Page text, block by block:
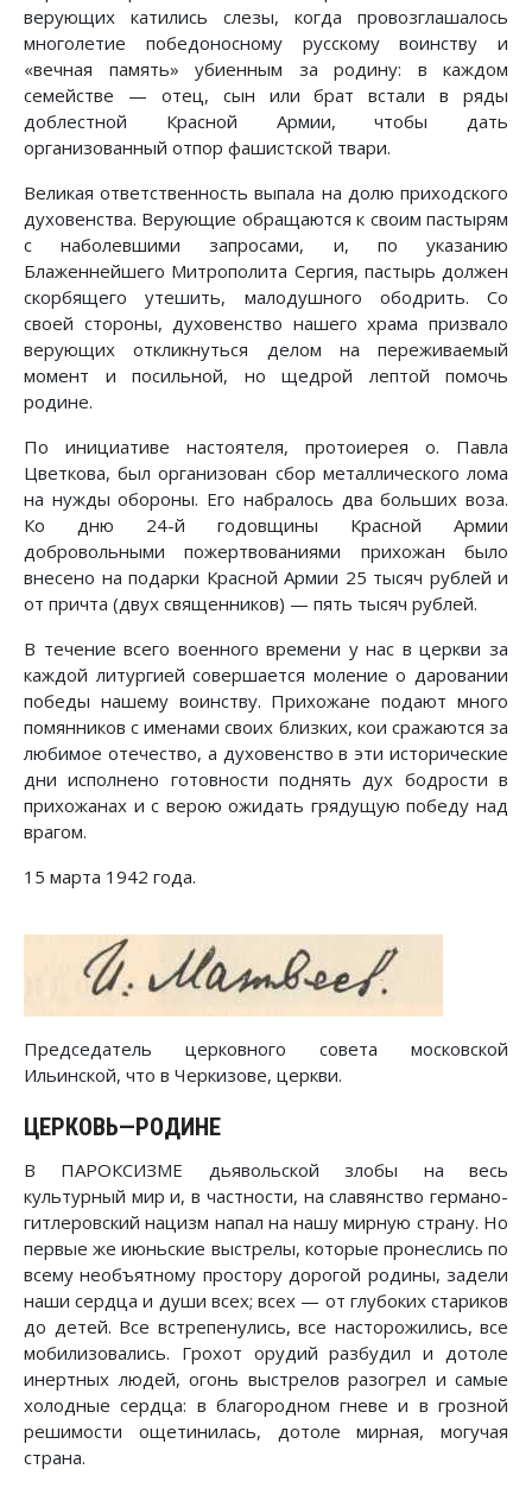
верующих катились слезы, когда провозглашалось
многолетие победоносному русскому воинству и
«вечная память» убиенным за родину: в каждом
семействе — отец, сын или брат встали в ряды
доблестной Красной Армии, чтобы дать
организованный отпор фашистской твари.
Великая ответственность выпала на долю приходского
духовенства. Верующие обращаются к своим пастырям
с наболевшими запросами, и, по указанию
Блаженнейшего Митрополита Сергия, пастырь должен
скорбящего утешить, малодушного ободрить. Со
своей стороны, духовенство нашего храма призвало
верующих откликнуться делом на переживаемый
момент и посильной, но щедрой лептой помочь
родине.
По инициативе настоятеля, протоиерея о. Павла
Цветкова, был организован сбор металлического лома
на нужды обороны. Его набралось два больших воза.
Ко дню 24-й годовщины Красной Армии
добровольными пожертвованиями прихожан было
внесено на подарки Красной Армии 25 тысяч рублей и
от причта (двух священников) — пять тысяч рублей.
В течение всего военного времени у нас в церкви за
каждой литургией совершается моление о даровании
победы нашему воинству. Прихожане подают много
помянников с именами своих близких, кои сражаются за
любимое отечество, а духовенство в эти исторические
дни исполнено готовности поднять дух бодрости в
прихожанах и с верою ожидать грядущую победу над
врагом.
15 марта 1942 года.
Председатель церковного совета московской
Ильинской, что в Черкизове, церкви.
ЦЕРКОВЬ—РОДИНЕ
В ПАРОКСИЗМЕ дьявольской злобы на весь
культурный мир и, в частности, на славянство германо-
гитлеровский нацизм напал на нашу мирную страну. Но
первые же июньские выстрелы, которые пронеслись по
всему необъятному простору дорогой родины, задели
наши сердца и души всех; всех — от глубоких стариков
до детей. Все встрепенулись, все насторожились, все
мобилизовались. Грохот орудий разбудил и дотоле
инертных людей, огонь выстрелов разогрел и самые
холодные сердца: в благородном гневе и в грозной
решимости ощетинилась, дотоле мирная, могучая
страна.